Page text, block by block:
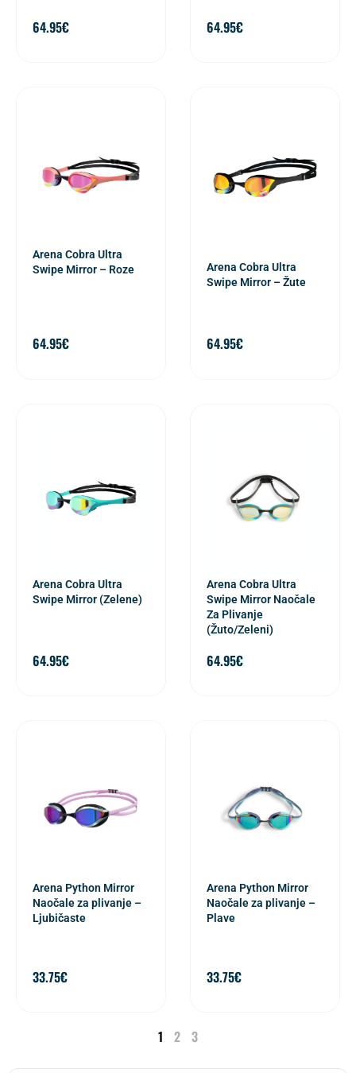
64.95€ 64.95€
Arena Cobra Ultra
Swipe Mirror – Roze
64.95€
Arena Cobra Ultra
Swipe Mirror – Žute
64.95€
Arena Cobra Ultra
Swipe Mirror (Zelene)
64.95€
Arena Cobra Ultra
Swipe Mirror Naočale
Za Plivanje
(Žuto/Zeleni)
64.95€
Arena Python Mirror
Naočale za plivanje –
Ljubičaste
33.75€
Arena Python Mirror
Naočale za plivanje –
Plave
33.75€
1 2 3